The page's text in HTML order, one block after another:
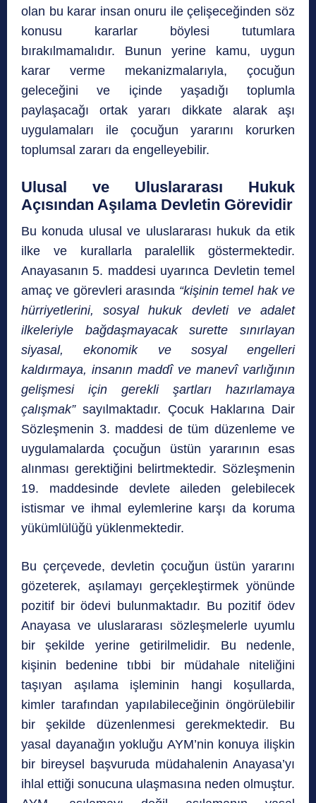
olan bu karar insan onuru ile çelişeceğinden söz
konusu kararlar böylesi tutumlara
bırakılmamalıdır. Bunun yerine kamu, uygun
karar verme mekanizmalarıyla, çocuğun
geleceğini ve içinde yaşadığı toplumla
paylaşacağı ortak yararı dikkate alarak aşı
uygulamaları ile çocuğun yararını korurken
toplumsal zararı da engelleyebilir.
Ulusal ve Uluslararası Hukuk
Açısından Aşılama Devletin Görevidir
Bu konuda ulusal ve uluslararası hukuk da etik
ilke ve kurallarla paralellik göstermektedir.
Anayasanın 5. maddesi uyarınca Devletin temel
amaç ve görevleri arasında “kişinin temel hak ve
hürriyetlerini, sosyal hukuk devleti ve adalet
ilkeleriyle bağdaşmayacak surette sınırlayan
siyasal, ekonomik ve sosyal engelleri
kaldırmaya, insanın maddî ve manevî varlığının
gelişmesi için gerekli şartları hazırlamaya
çalışmak”sayılmaktadır. Çocuk Haklarına Dair
Sözleşmenin 3. maddesi de tüm düzenleme ve
uygulamalarda çocuğun üstün yararının esas
alınması gerektiğini belirtmektedir. Sözleşmenin
19. maddesinde devlete aileden gelebilecek
istismar ve ihmal eylemlerine karşı da koruma
yükümlülüğü yüklenmektedir.
Bu çerçevede, devletin çocuğun üstün yararını
gözeterek, aşılamayı gerçekleştirmek yönünde
pozitif bir ödevi bulunmaktadır. Bu pozitif ödev
Anayasa ve uluslararası sözleşmelerle uyumlu
bir şekilde yerine getirilmelidir. Bu nedenle,
kişinin bedenine tıbbi bir müdahale niteliğini
taşıyan aşılama işleminin hangi koşullarda,
kimler tarafından yapılabileceğinin öngörülebilir
bir şekilde düzenlenmesi gerekmektedir. Bu
yasal dayanağın yokluğu AYM’nin konuya ilişkin
bir bireysel başvuruda müdahalenin Anayasa’yı
ihlal ettiği sonucuna ulaşmasına neden olmuştur.